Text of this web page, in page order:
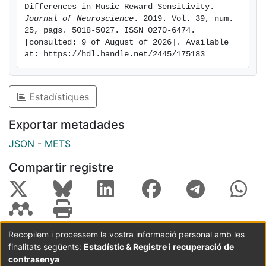
important for musical pleasure, and that individual
differences in the structure of the relevant anatomical
connectivity influences the degree to which people are
able to derive such pleasure.
Journal of Neuroscience . 2019. Vol. 39, num.
25, pags. 5018-5027. ISSN 0270-6474.
[consulted: 9 of August of 2026]. Available
at: https://hdl.handle.net/2445/175183
Estadístiques
Exportar metadades
JSON - METS
Compartir registre
Coordinació:CRAI UB Avís legal
Metadades
subjectes a:
Recopilem i processem la vostra informació personal amb les
finalitats següents: Estadístic & Registre i recuperació de
contrasenya